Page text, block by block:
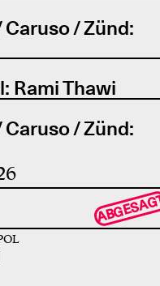
/ Zünd:
Rami Thawi
/ Zünd: